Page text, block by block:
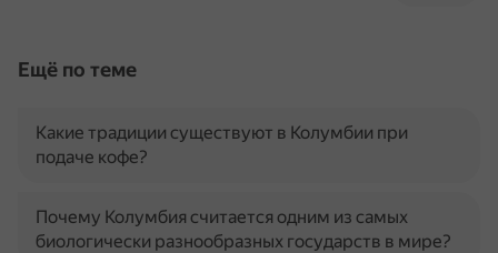
Ещё по теме
Какие традиции существуют в Колумбии при
подаче кофе?
Почему Колумбия считается одним из самых
биологически разнообразных государств в мире?